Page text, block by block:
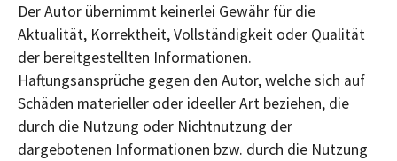
Der Autor übernimmt keinerlei Gewähr für die
Aktualität, Korrektheit, Vollständigkeit oder Qualität
der bereitgestellten Informationen.
Haftungsansprüche gegen den Autor, welche sich auf
Schäden materieller oder ideeller Art beziehen, die
durch die Nutzung oder Nichtnutzung der
dargebotenen Informationen bzw. durch die Nutzung